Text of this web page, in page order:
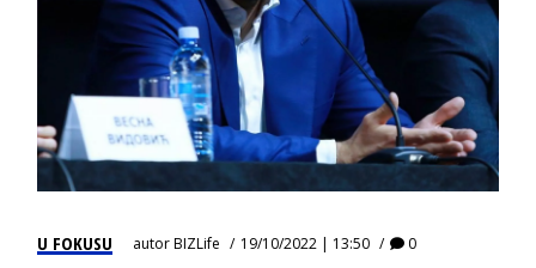
U FOKUSU autorBIZLife 19/10/2022 | 13:50 0